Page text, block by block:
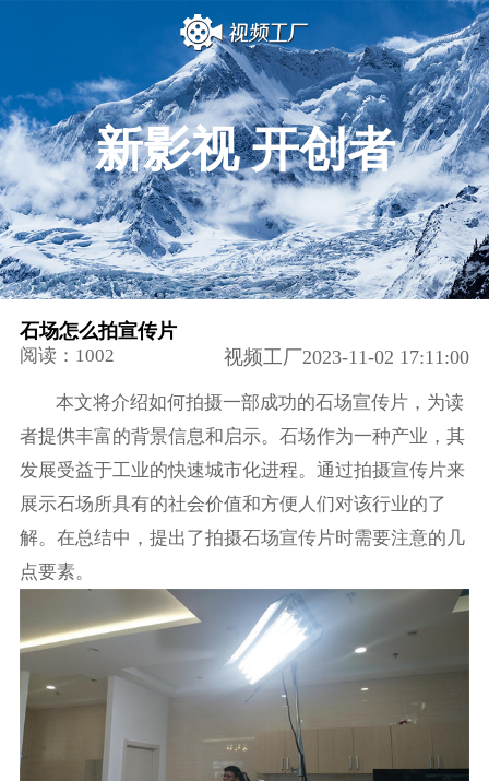
新影视 开创者
石场怎么拍宣传片
阅读：1002 视频工厂2023-11-02 17:11:00
本文将介绍如何拍摄一部成功的石场宣传片，为读
者提供丰富的背景信息和启示。石场作为一种产业，其
发展受益于工业的快速城市化进程。通过拍摄宣传片来
展示石场所具有的社会价值和方便人们对该行业的了
解。在总结中，提出了拍摄石场宣传片时需要注意的几
点要素。